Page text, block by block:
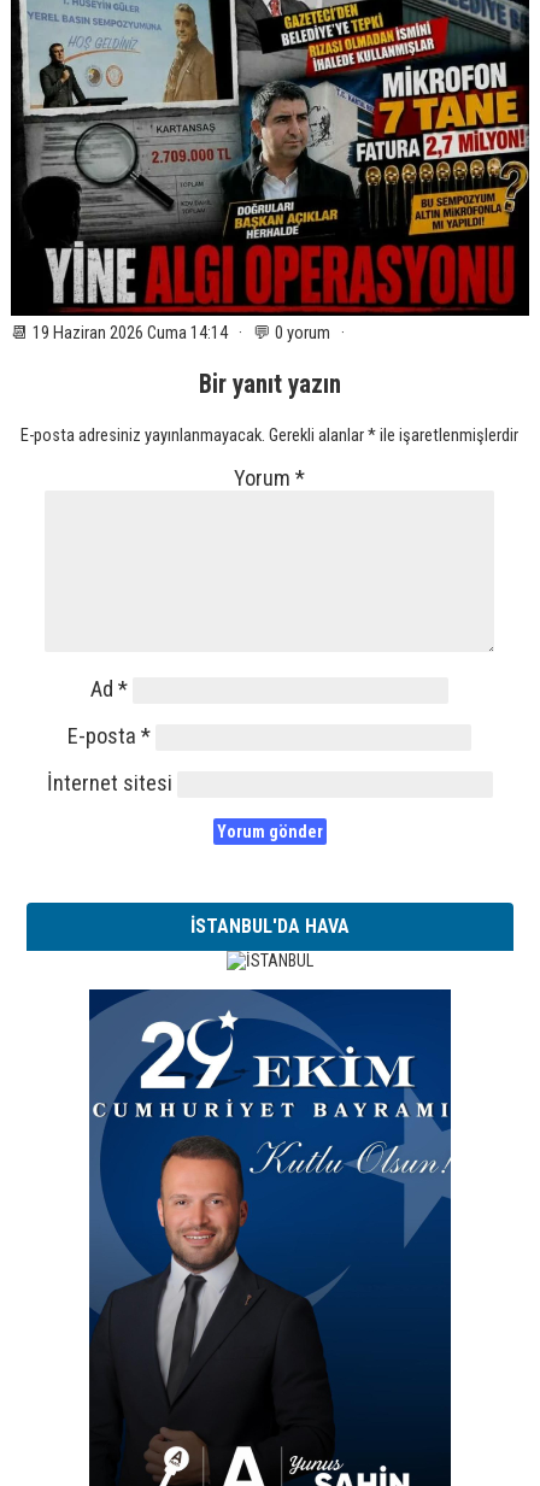
📆 19 Haziran 2026 Cuma 14:14 · 💬 0 yorum ·
Bir yanıt yazın
E-posta adresiniz yayınlanmayacak. Gerekli alanlar*ile işaretlenmişlerdir
Yorum*
Ad*
E-posta*
İnternet sitesi
İSTANBUL'DA HAVA